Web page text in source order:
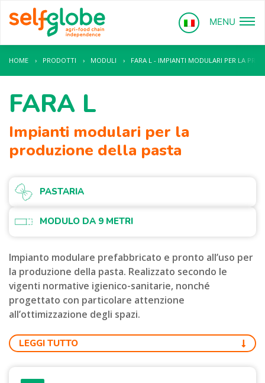
MENU
HOME › PRODOTTI › MODULI › FARA L - IMPIANTI MODULARI PER LA
FARA L
Impianti modulari per la
produzione della pasta
PASTARIA
MODULO DA 9 METRI
Impianto modulare prefabbricato e pronto all’uso per
la produzione della pasta. Realizzato secondo le
vigenti normative igienico-sanitarie, nonché
progettato con particolare attenzione
all’ottimizzazione degli spazi.
LEGGI TUTTO